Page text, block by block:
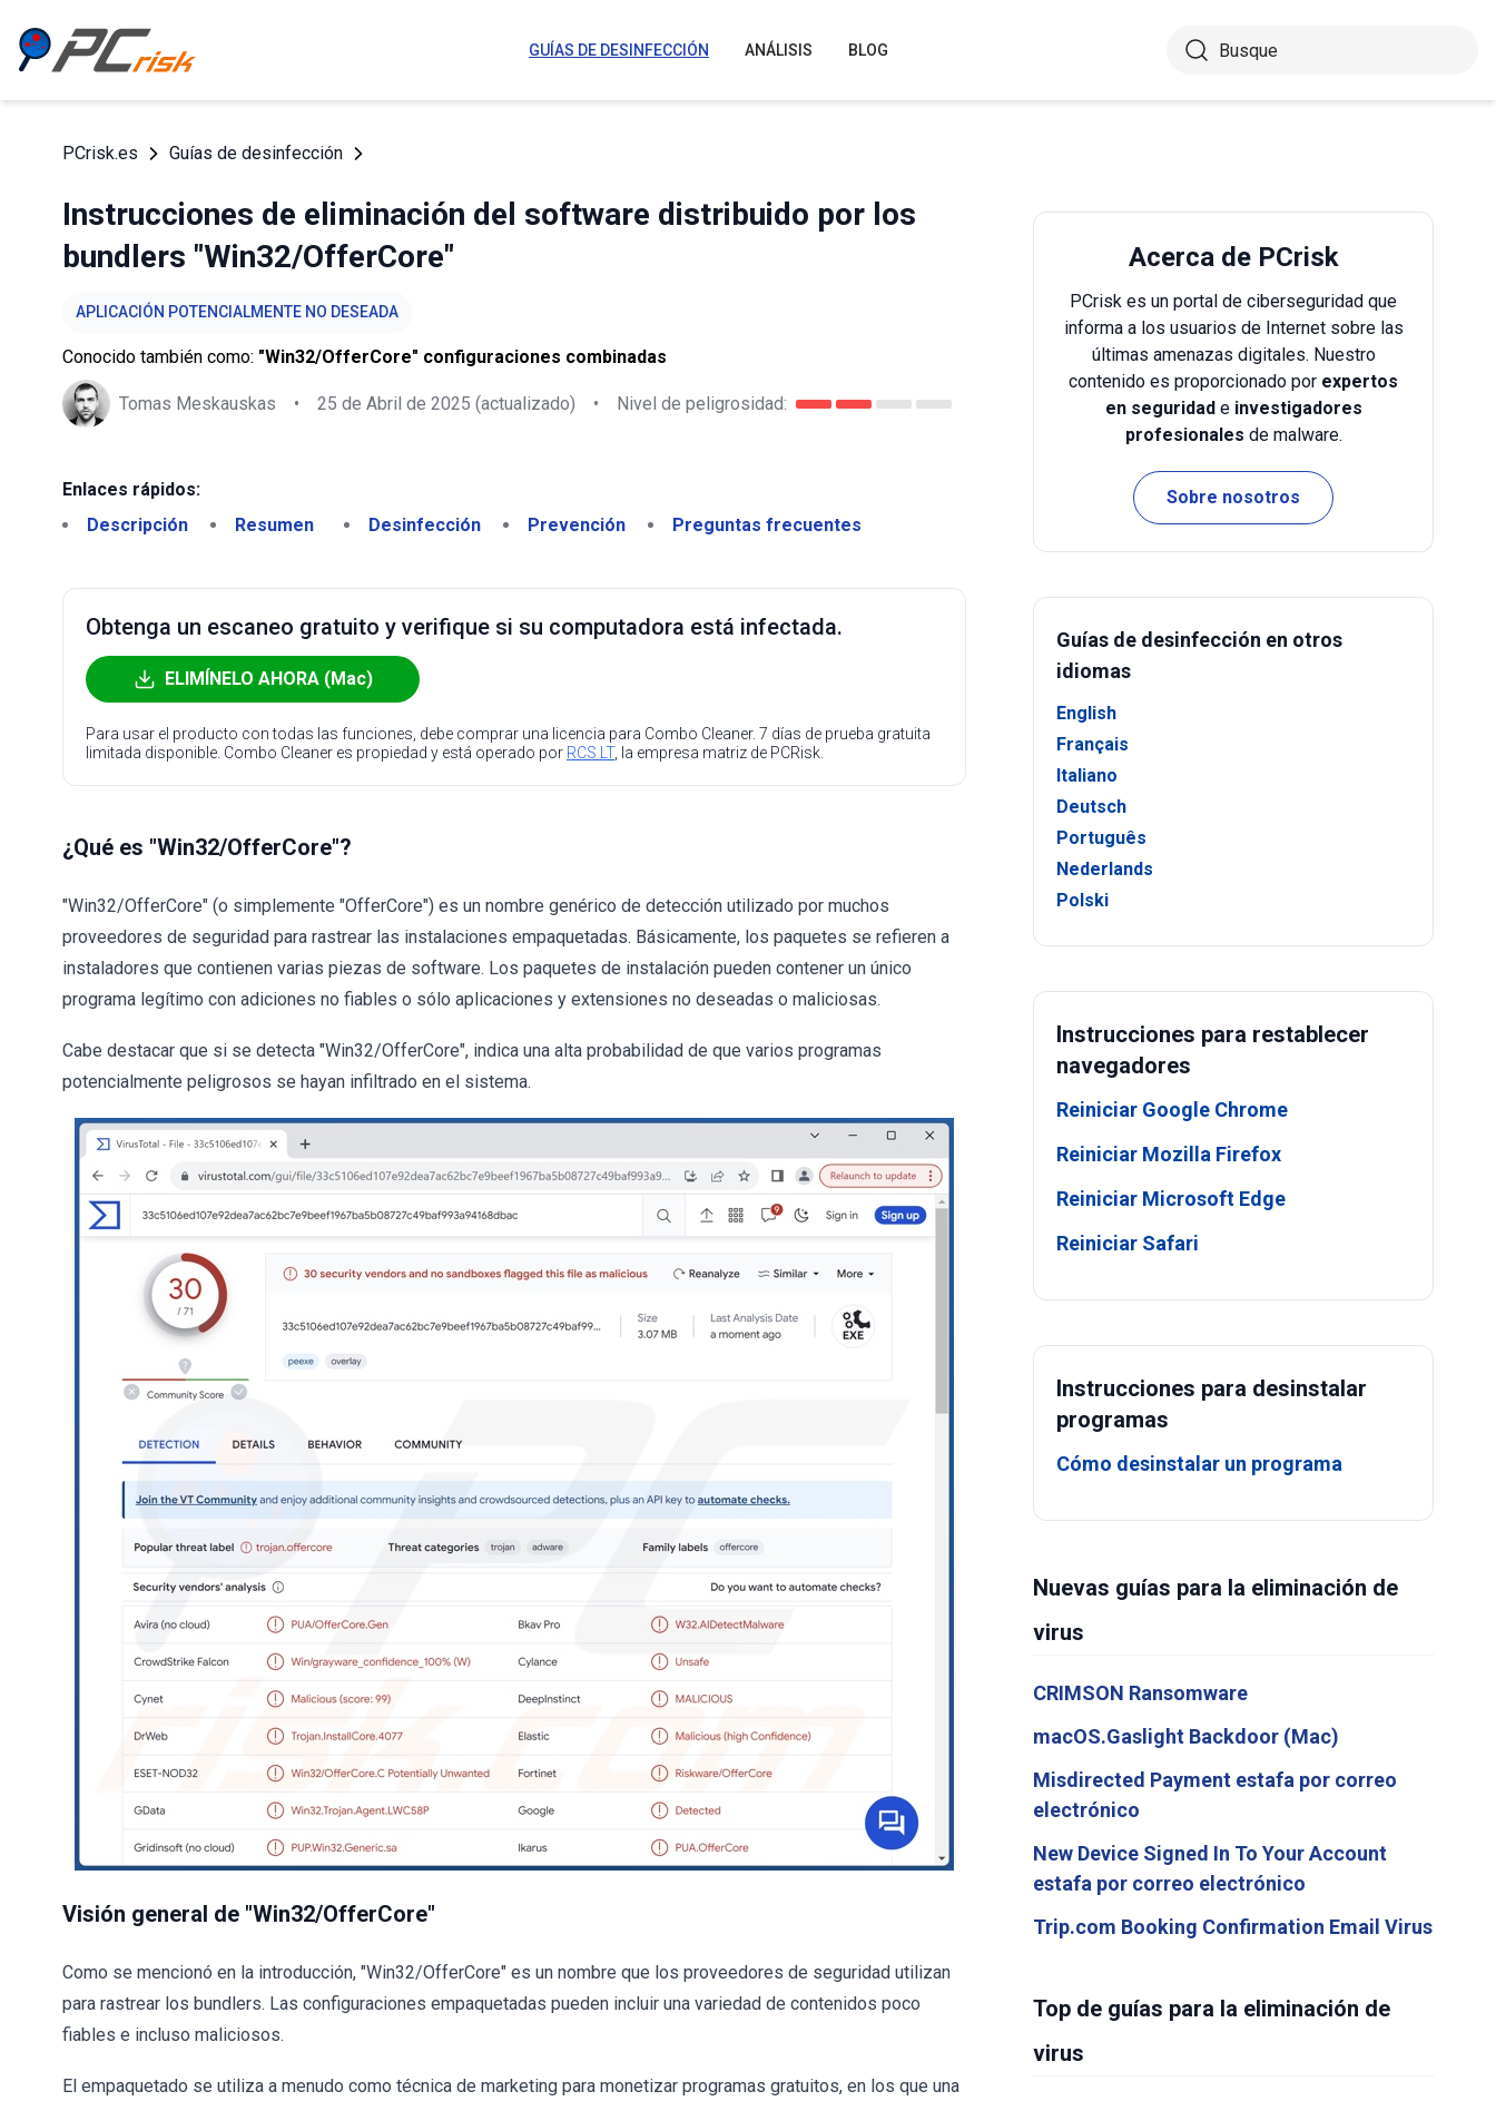
GUÍAS DE DESINFECCIÓN ANÁLISIS BLOG
PCrisk.es Guías de desinfección
Instrucciones de eliminación del software distribuido por los
bundlers "Win32/OfferCore"
APLICACIÓN POTENCIALMENTE NO DESEADA
Conocido también como: "Win32/OfferCore" configuraciones combinadas
Tomas Meskauskas • 25 de Abril de 2025 (actualizado) • Nivel de peligrosidad:
Enlaces rápidos:
Descripción
Resumen Desinfección Prevención Preguntas frecuentes
Obtenga un escaneo gratuito y verifique si su computadora está infectada.
ELIMÍNELO AHORA (Mac)
Para usar el producto con todas las funciones, debe comprar una licencia para Combo Cleaner. 7 días de prueba gratuita
limitada disponible. Combo Cleaner es propiedad y está operado por RCS LT, la empresa matriz de PCRisk.
¿Qué es "Win32/OfferCore"?
"Win32/OfferCore" (o simplemente "OfferCore") es un nombre genérico de detección utilizado por muchos
proveedores de seguridad para rastrear las instalaciones empaquetadas. Básicamente, los paquetes se refieren a
instaladores que contienen varias piezas de software. Los paquetes de instalación pueden contener un único
programa legítimo con adiciones no fiables o sólo aplicaciones y extensiones no deseadas o maliciosas.
Cabe destacar que si se detecta "Win32/OfferCore", indica una alta probabilidad de que varios programas
potencialmente peligrosos se hayan infiltrado en el sistema.
Visión general de "Win32/OfferCore"
Como se mencionó en la introducción, "Win32/OfferCore" es un nombre que los proveedores de seguridad utilizan
para rastrear los bundlers. Las configuraciones empaquetadas pueden incluir una variedad de contenidos poco
fiables e incluso maliciosos.
El empaquetado se utiliza a menudo como técnica de marketing para monetizar programas gratuitos, en los que una
Acerca de PCrisk
PCrisk es un portal de ciberseguridad que
informa a los usuarios de Internet sobre las
últimas amenazas digitales. Nuestro
contenido es proporcionado por expertos
en seguridade investigadores
profesionales de malware.
Sobre nosotros
Guías de desinfección en otros
idiomas
English
Français
Italiano
Deutsch
Português
Nederlands
Polski
Instrucciones para restablecer
navegadores
Reiniciar Google Chrome
Reiniciar Mozilla Firefox
Reiniciar Microsoft Edge
Reiniciar Safari
Instrucciones para desinstalar
programas
Cómo desinstalar un programa
Nuevas guías para la eliminación de
virus
CRIMSON Ransomware
macOS.Gaslight Backdoor (Mac)
Misdirected Payment estafa por correo
electrónico
New Device Signed In To Your Account
estafa por correo electrónico
Trip.com Booking Confirmation Email Virus
Top de guías para la eliminación de
virus